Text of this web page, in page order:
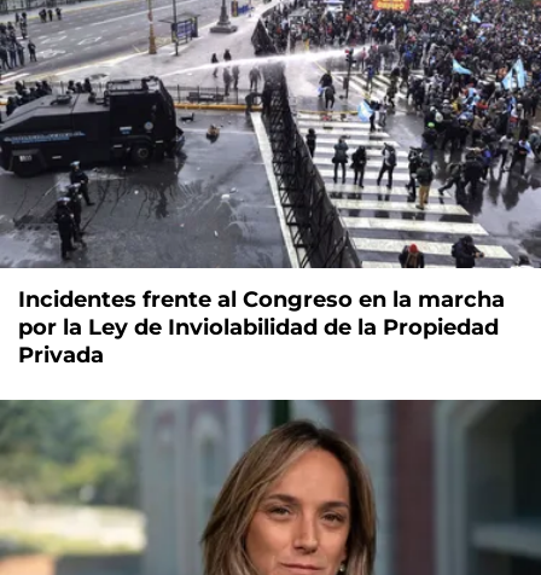
Incidentes frente al Congreso en la marcha
por la Ley de Inviolabilidad de la Propiedad
Privada